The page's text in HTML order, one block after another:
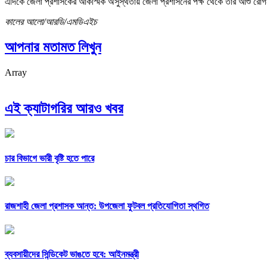
কালের আলো/আরডি/এমডিএইচ
আপনার মতামত লিখুন
Array
এই ক্যাটাগরির আরও খবর
চার বিভাগে ভারী বৃষ্টি হতে পারে
রাজশাহী জেলা প্রশাসক আন্ত: উপজেলা ফুটবল প্রতিযোগিতা স্থগিত
ব্যবসায়ীদের সিন্ডিকেট ভাঙতে হবে: আইনমন্ত্রী